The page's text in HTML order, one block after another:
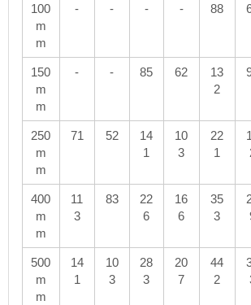
100
m
m
- - - - 88
150
m
m
- - 85 62
13
2
250
m
m
71 52
14
1
10
3
22
1
400
m
m
11
3
83
22
6
16
6
35
3
500
m
m
14
1
10
3
28
3
20
7
44
2